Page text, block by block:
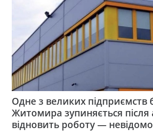
Одне з великих підприємств
Житомира зупиняється після
відновить роботу — невідомо